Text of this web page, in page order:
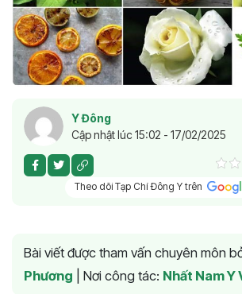
Y Đông
Cập nhật lúc 15:02 - 17/02/2025
Theo dõi Tạp Chí Đông Y trên
Bài viết được tham vấn chuyên môn
Phương
Nơi công tác: Nhất Nam Y